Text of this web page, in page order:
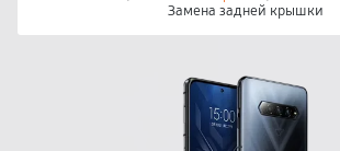
Замена задней крышки